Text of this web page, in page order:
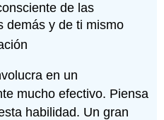
de las
demás y de ti mismo
en un
mucho efectivo. Piensa
habilidad. Un gran